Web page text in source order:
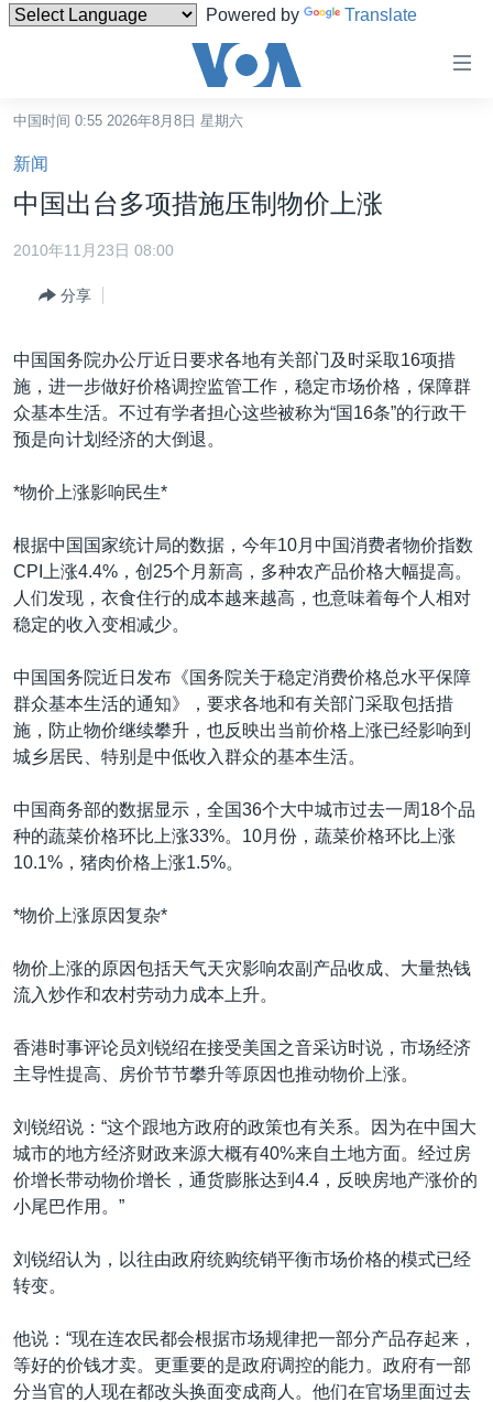
Powered by Translate
碍
链
接
转
转
导
跳
港澳
最新国际新闻
印太
欧洲
非洲
美洲
全球议题
分类新闻
经济·金融·贸易
科教·文娱·体健
军事
劳工
环境
美中关系
白宫要闻
国会报道
美中关系
美国建国250周年
美国之音专访
重要讲话与声明
南中国海争端
关注西藏
VOA视频
VOA今日焦点
中文广播
中国时间 0:55 2026年8月8日 星期六
新闻
中国出台多项措施压制物价上涨
2010年11月23日 08:00
分享
中国国务院办公厅近日要求各地有关部门及时采取16项措
施，进一步做好价格调控监管工作，稳定市场价格，保障群
众基本生活。不过有学者担心这些被称为“国16条”的行政干
预是向计划经济的大倒退。
*物价上涨影响民生*
根据中国国家统计局的数据，今年10月中国消费者物价指数
CPI上涨4.4%，创25个月新高，多种农产品价格大幅提高。
人们发现，衣食住行的成本越来越高，也意味着每个人相对
稳定的收入变相减少。
中国国务院近日发布《国务院关于稳定消费价格总水平保障
群众基本生活的通知》，要求各地和有关部门采取包括措
施，防止物价继续攀升，也反映出当前价格上涨已经影响到
城乡居民、特别是中低收入群众的基本生活。
中国商务部的数据显示，全国36个大中城市过去一周18个品
种的蔬菜价格环比上涨33%。10月份，蔬菜价格环比上涨
10.1%，猪肉价格上涨1.5%。
*物价上涨原因复杂*
物价上涨的原因包括天气天灾影响农副产品收成、大量热钱
流入炒作和农村劳动力成本上升。
香港时事评论员刘锐绍在接受美国之音采访时说，市场经济
主导性提高、房价节节攀升等原因也推动物价上涨。
刘锐绍说：“这个跟地方政府的政策也有关系。因为在中国大
城市的地方经济财政来源大概有40%来自土地方面。经过房
价增长带动物价增长，通货膨胀达到4.4，反映房地产涨价的
小尾巴作用。”
刘锐绍认为，以往由政府统购统销平衡市场价格的模式已经
转变。
他说：“现在连农民都会根据市场规律把一部分产品存起来，
等好的价钱才卖。更重要的是政府调控的能力。政府有一部
分当官的人现在都改头换面变成商人。他们在官场里面过去